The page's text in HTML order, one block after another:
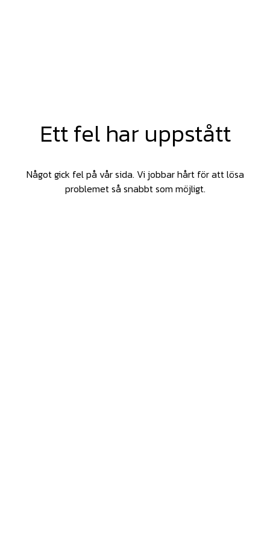
Ett fel har uppstått
Något gick fel på vår sida. Vi jobbar hårt för att lösa
problemet så snabbt som möjligt.